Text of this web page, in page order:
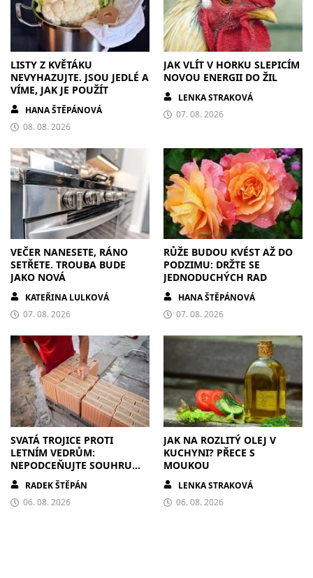
LISTY Z KVĚTÁKU
NEVYHAZUJTE. JSOU JEDLÉ A
VÍME, JAK JE POUŽÍT
HANA ŠTĚPÁNOVÁ
08. 08. 2026
JAK VLÍT V HORKU SLEPICÍM
NOVOU ENERGII DO ŽIL
LENKA STRAKOVÁ
07. 08. 2026
VEČER NANESETE, RÁNO
SETŘETE. TROUBA BUDE
JAKO NOVÁ
KATEŘINA LULKOVÁ
07. 08. 2026
RŮŽE BUDOU KVÉST AŽ DO
PODZIMU: DRŽTE SE
JEDNODUCHÝCH RAD
HANA ŠTĚPÁNOVÁ
07. 08. 2026
SVATÁ TROJICE PROTI
LETNÍM VEDRŮM:
NEPODCEŇUJTE SOUHRU
ZDIVA A STÍNĚNÍ
RADEK ŠTĚPÁN
06. 08. 2026
JAK NA ROZLITÝ OLEJ V
KUCHYNI? PŘECE S
MOUKOU
LENKA STRAKOVÁ
06. 08. 2026